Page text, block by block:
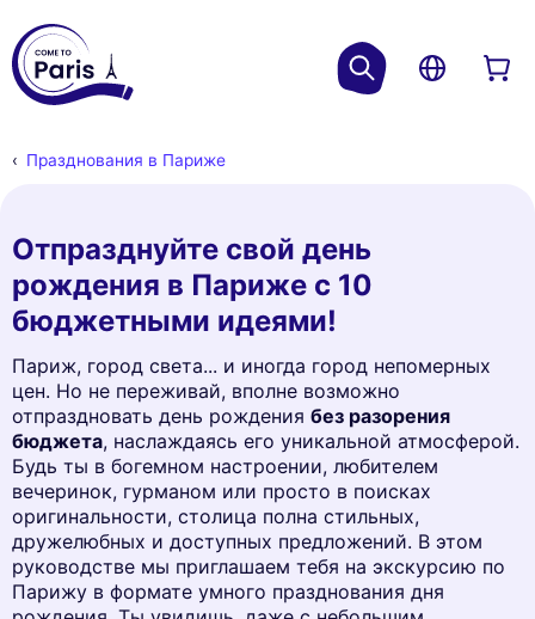
Празднования в Париже
Отпразднуйте свой день
рождения в Париже с 10
бюджетными идеями!
Париж, город света... и иногда город непомерных
цен. Но не переживай, вполне возможно
отпраздновать день рождения без разорения
бюджета, наслаждаясь его уникальной атмосферой.
Будь ты в богемном настроении, любителем
вечеринок, гурманом или просто в поисках
оригинальности, столица полна стильных,
дружелюбных и доступных предложений. В этом
руководстве мы приглашаем тебя на экскурсию по
Парижу в формате умного празднования дня